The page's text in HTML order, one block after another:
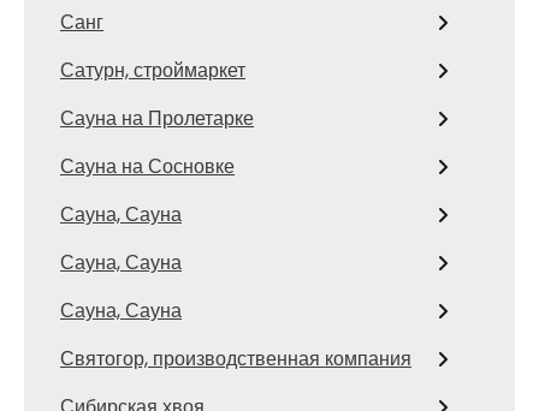
Санг
Сатурн, строймаркет
Сауна на Пролетарке
Сауна на Сосновке
Сауна, Сауна
Сауна, Сауна
Сауна, Сауна
Святогор, производственная компания